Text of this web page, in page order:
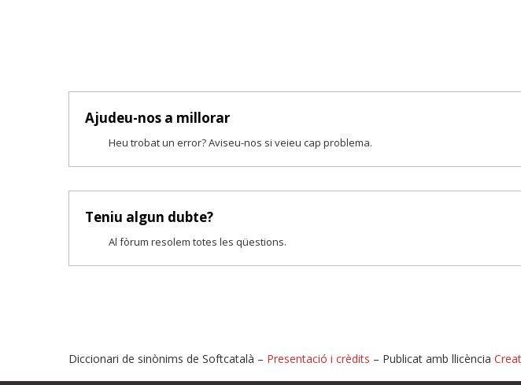
Ajudeu-nos a millorar
Heu trobat un error? Aviseu-nos si veieu cap problema.
Teniu algun dubte?
Al fòrum resolem totes les qüestions.
Diccionari de sinònims de Softcatalà – Presentació i crèdits – Publicat amb llicència